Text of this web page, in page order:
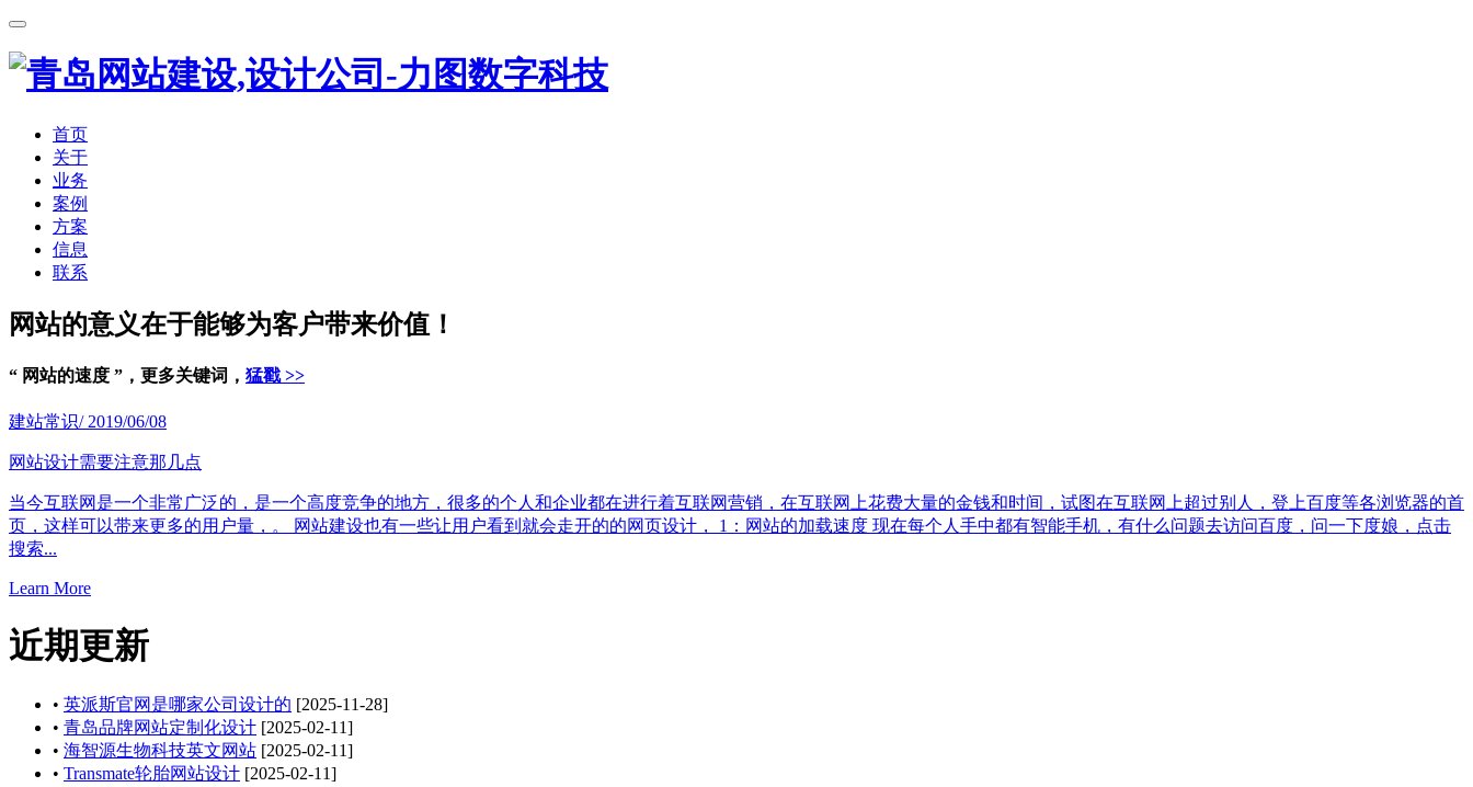
首页
关于
业务
案例
方案
信息
联系
网站的意义在于能够为客户带来价值！
“ 网站的速度 ”，更多关键词， 猛戳 >>
建站常识/ 2019/06/08
网站设计需要注意那几点
当今互联网是一个非常广泛的，是一个高度竞争的地方，很多的个人和企业都在进行着互联网营销，在互联网上花费大量的金钱和时间，试图在互联网上超过别人，登上百度等各浏览器的首
页，这样可以带来更多的用户量，。 网站建设也有一些让用户看到就会走开的的网页设计， 1：网站的加载速度 现在每个人手中都有智能手机，有什么问题去访问百度，问一下度娘，点击
搜索...
Learn More
近期更新
• 英派斯官网是哪家公司设计的 [2025-11-28]
• 青岛品牌网站定制化设计 [2025-02-11]
• 海智源生物科技英文网站 [2025-02-11]
• Transmate轮胎网站设计 [2025-02-11]